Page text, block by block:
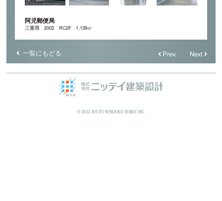
阿児郵便局
三重県 2002 RC2F 1,139㎡
一覧にもどる Prev. Next
© 2022 NITTEI KENCHIKU SEKKEI INC.